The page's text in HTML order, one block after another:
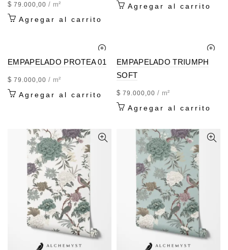
$ 79.000,00 / m²
Agregar al carrito
Agregar al carrito
EMPAPELADO PROTEA 01
$ 79.000,00 / m²
Agregar al carrito
EMPAPELADO TRIUMPH
SOFT
$ 79.000,00 / m²
Agregar al carrito